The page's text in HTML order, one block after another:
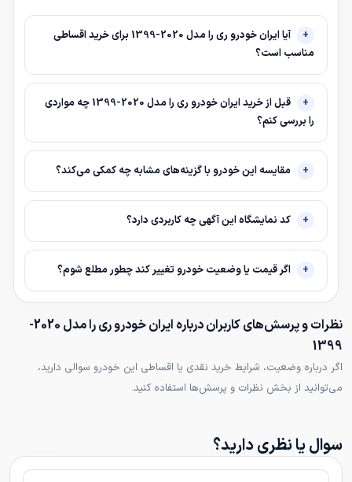
آیا ایران خودرو ری را مدل 2020-1399 برای خرید اقساطی
مناسب است؟
قبل از خرید ایران خودرو ری را مدل 2020-1399 چه مواردی
را بررسی کنم؟
مقایسه این خودرو با گزینه‌های مشابه چه کمکی می‌کند؟
کد نمایشگاه این آگهی چه کاربردی دارد؟
اگر قیمت یا وضعیت خودرو تغییر کند چطور مطلع شوم؟
نظرات و پرسش‌های کاربران درباره ایران خودرو ری را مدل 2020-
1399
اگر درباره وضعیت، شرایط خرید نقدی یا اقساطی این خودرو سوالی دارید،
می‌توانید از بخش نظرات و پرسش‌ها استفاده کنید.
سوال یا نظری دارید؟